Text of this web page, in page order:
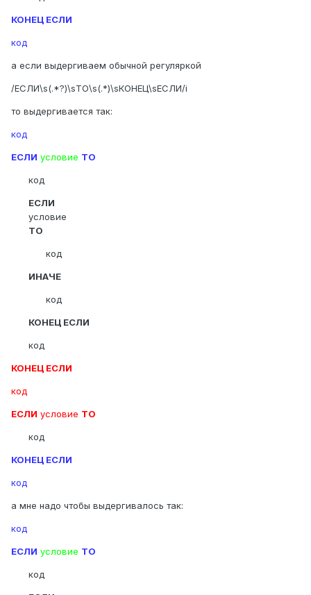
КОНЕЦ ЕСЛИ
код
а если выдергиваем обычной регуляркой
/ЕСЛИ\s(.*?)\sТО\s(.*)\sКОНЕЦ\sЕСЛИ/i
то выдергивается так:
код
ЕСЛИ условие ТО
код
ЕСЛИ
условие
ТО
код
ИНАЧЕ
код
КОНЕЦ ЕСЛИ
код
КОНЕЦ ЕСЛИ
код
ЕСЛИ условие ТО
код
КОНЕЦ ЕСЛИ
код
а мне надо чтобы выдергивалось так:
код
ЕСЛИ условие ТО
код